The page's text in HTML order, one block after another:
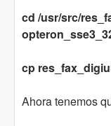
cd /usr/src/
cp
Ahora tenemos